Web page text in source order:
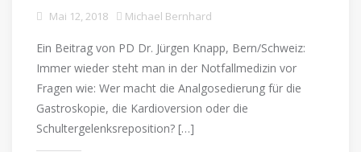
Mai 12, 2018 Michael Bernhard
Ein Beitrag von PD Dr. Jürgen Knapp, Bern/Schweiz:
Immer wieder steht man in der Notfallmedizin vor
Fragen wie: Wer macht die Analgosedierung für die
Gastroskopie, die Kardioversion oder die
Schultergelenksreposition? […]